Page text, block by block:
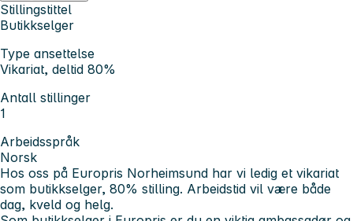
Stillingstittel
Butikkselger
Type ansettelse
Vikariat, deltid 80%
Antall stillinger
1
Arbeidsspråk
Norsk
Hos oss på Europris Norheimsund har vi ledig et vikariat
som butikkselger, 80% stilling. Arbeidstid vil være både
dag, kveld og helg.